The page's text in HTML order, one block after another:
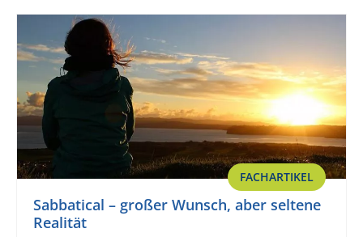
FACHARTIKEL
Sabbatical – großer Wunsch, aber seltene
Realität